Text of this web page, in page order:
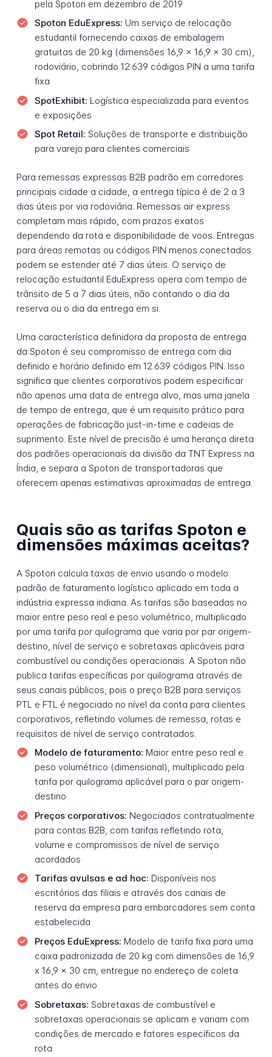
pela Spoton em dezembro de 2019
Spoton EduExpress: Um serviço de relocação
estudantil fornecendo caixas de embalagem
gratuitas de 20 kg (dimensões 16,9 x 16,9 x 30 cm),
rodoviário, cobrindo 12.639 códigos PIN a uma tarifa
fixa
SpotExhibit: Logística especializada para eventos
e exposições
Spot Retail: Soluções de transporte e distribuição
para varejo para clientes comerciais
Para remessas expressas B2B padrão em corredores
principais cidade a cidade, a entrega típica é de 2 a 3
dias úteis por via rodoviária. Remessas air express
completam mais rápido, com prazos exatos
dependendo da rota e disponibilidade de voos. Entregas
para áreas remotas ou códigos PIN menos conectados
podem se estender até 7 dias úteis. O serviço de
relocação estudantil EduExpress opera com tempo de
trânsito de 5 a 7 dias úteis, não contando o dia da
reserva ou o dia da entrega em si.
Uma característica definidora da proposta de entrega
da Spoton é seu compromisso de entrega com dia
definido e horário definido em 12.639 códigos PIN. Isso
significa que clientes corporativos podem especificar
não apenas uma data de entrega alvo, mas uma janela
de tempo de entrega, que é um requisito prático para
operações de fabricação just-in-time e cadeias de
suprimento. Este nível de precisão é uma herança direta
dos padrões operacionais da divisão da TNT Express na
Índia, e separa a Spoton de transportadoras que
oferecem apenas estimativas aproximadas de entrega.
Quais são as tarifas Spoton e
dimensões máximas aceitas?
A Spoton calcula taxas de envio usando o modelo
padrão de faturamento logístico aplicado em toda a
indústria expressa indiana. As tarifas são baseadas no
maior entre peso real e peso volumétrico, multiplicado
por uma tarifa por quilograma que varia por par origem-
destino, nível de serviço e sobretaxas aplicáveis para
combustível ou condições operacionais. A Spoton não
publica tarifas específicas por quilograma através de
seus canais públicos, pois o preço B2B para serviços
PTL e FTL é negociado no nível da conta para clientes
corporativos, refletindo volumes de remessa, rotas e
requisitos de nível de serviço contratados.
Modelo de faturamento: Maior entre peso real e
peso volumétrico (dimensional), multiplicado pela
tarifa por quilograma aplicável para o par origem-
destino
Preços corporativos: Negociados contratualmente
para contas B2B, com tarifas refletindo rota,
volume e compromissos de nível de serviço
acordados
Tarifas avulsas e ad hoc: Disponíveis nos
escritórios das filiais e através dos canais de
reserva da empresa para embarcadores sem conta
estabelecida
Preços EduExpress: Modelo de tarifa fixa para uma
caixa padronizada de 20 kg com dimensões de 16,9
x 16,9 x 30 cm, entregue no endereço de coleta
antes do envio
Sobretaxas: Sobretaxas de combustível e
sobretaxas operacionais se aplicam e variam com
condições de mercado e fatores específicos da
rota